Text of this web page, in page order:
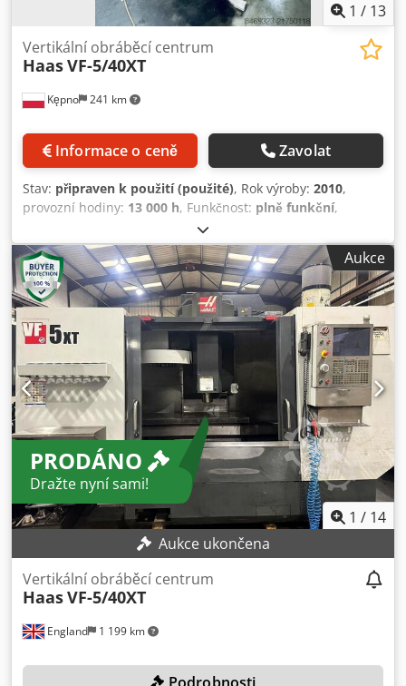
1 / 13
Kępno 241 km
Vertikální obráběcí centrum
HaasVF-5/40XT
Informace o ceně Zavolat
Stav: připraven k použití (použité), Rok výroby: 2010,
provozní hodiny: 13 000 h, Funkčnost: plně funkční,
1 524 mm
pojezd osy Z:635 mm, maximální otáčky vřetene:8 000
ot./min, Frézka Haas VF5/40XT z konce roku 2010. Stroj je
připojený a funkční – připravený k provozu, po výměně
šroubu osy X. Plexi kryty dveří a boční kryty byly vyměněny
za nové. Kalibrace byla provedena pomocí Renishaw
Ballbar, po důkladnějším nivelování a nastavení lze
dosáhnout ještě přesnějších výsledků. Stroj je možné
prohlédnout, vyzkoušet atd. Možnost nákupu s dopravou,
instalací, zaškolením, nivelací a konfigurací za příplatek.
Nakládka pro přepravu je v ceně stroje. Kužel vřetena
ISO40; zásobník na 40 nástrojů; chlazení přes vřeteno; tuhé
závitování; makra; šnekový dopravník třísek; orientace
vřetena. X 1524 mm, Y 660 mm, Z 635 mm – osa X je v sérii
XT rozšířená. Chjdpfsy D Enhjx Afvsa
Aukce
PRODÁNO
Dražte nyní sami!
1 / 14
Aukce ukončena
England 1 199 km
Vertikální obráběcí centrum
HaasVF-5/40XT
Podrobnosti